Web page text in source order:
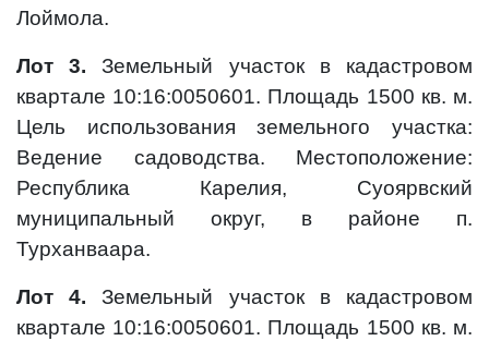
Лоймола.
Лот 3. Земельный участок в кадастровом
квартале 10:16:0050601. Площадь 1500 кв. м.
Цель использования земельного участка:
Ведение садоводства. Местоположение:
Республика Карелия, Суоярвский
муниципальный округ, в районе п.
Турханваара.
Лот 4. Земельный участок в кадастровом
квартале 10:16:0050601. Площадь 1500 кв. м.